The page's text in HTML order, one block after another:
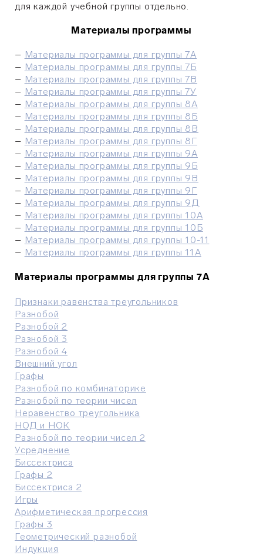
для каждой учебной группы отдельно.
Материалы программы
– Материалы программы для группы 7А
– Материалы программы для группы 7Б
– Материалы программы для группы 7В
– Материалы программы для группы 7У
– Материалы программы для группы 8А
– Материалы программы для группы 8Б
– Материалы программы для группы 8В
– Материалы программы для группы 8Г
– Материалы программы для группы 9А
– Материалы программы для группы 9Б
– Материалы программы для группы 9В
– Материалы программы для группы 9Г
– Материалы программы для группы 9Д
– Материалы программы для группы 10А
– Материалы программы для группы 10Б
– Материалы программы для группы 10-11
– Материалы программы для группы 11А
Материалы программы для группы 7А
Признаки равенства треугольников
Разнобой
Разнобой 2
Разнобой 3
Разнобой 4
Внешний угол
Графы
Разнобой по комбинаторике
Разнобой по теории чисел
Неравенство треугольника
НОД и НОК
Разнобой по теории чисел 2
Усреднение
Биссектриса
Графы 2
Биссектриса 2
Игры
Арифметическая прогрессия
Графы 3
Геометрический разнобой
Индукция